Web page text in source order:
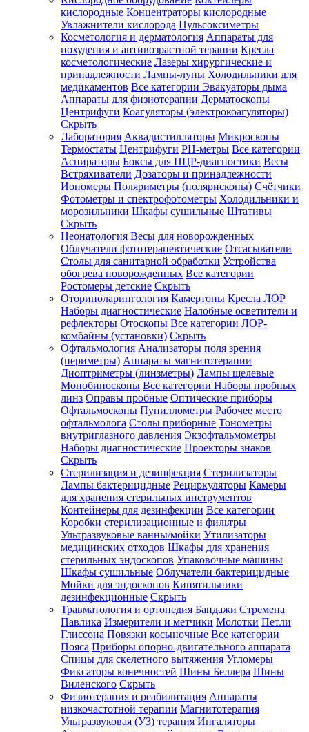
Зарегистрироваться
Зачем
регистрироваться?
Все
покупки
одном
месте
Личный
менеджер
Отслеживание
статуса
заказа
кислородные Концентраторы кислородные
Увлажнители кислорода Пульсоксиметры
Косметология и дерматология Аппараты для
похудения и антивозрастной терапии Кресла
косметологические Лазеры хирургические и
принадлежности Лампы-лупы Холодильники для
медикаментов Все категории Эвакуаторы дыма
Аппараты для физиотерапии Дерматоскопы
Центрифуги Коагуляторы (электрокоагуляторы)
Скрыть
Лаборатория Аквадистилляторы Микроскопы
Термостаты Центрифуги PH-метры Все категории
Аспираторы Боксы для ПЦР-диагностики Весы
Встряхиватели Дозаторы и принадлежности
Иономеры Поляриметры (полярископы) Счётчики
Фотометры и спектрофотометры Холодильники и
морозильники Шкафы сушильные Штативы
Скрыть
Неонатология Весы для новорожденных
Облучатели фототерапевтические Отсасыватели
Столы для санитарной обработки Устройства
обогрева новорожденных Все категории
Ростомеры детские Скрыть
Оториноларингология Камертоны Кресла ЛОР
Наборы диагностические Налобные осветители и
рефлекторы Отоскопы Все категории ЛОР-
комбайны (установки) Скрыть
Офтальмология Анализаторы поля зрения
(периметры) Аппараты магнитотерапии
Диоптриметры (линзметры) Лампы щелевые
Монобиноскопы Все категории Наборы пробных
линз Оправы пробные Оптические приборы
Офтальмоскопы Пупиллометры Рабочее место
офтальмолога Столы приборные Тонометры
внутриглазного давления Экзофтальмометры
Наборы диагностические Проекторы знаков
Скрыть
Стерилизация и дезинфекция Стерилизаторы
Лампы бактерицидные Рециркуляторы Камеры
для хранения стерильных инструментов
Контейнеры для дезинфекции Все категории
Коробки стерилизационные и фильтры
Ультразвуковые ванны/мойки Утилизаторы
медицинских отходов Шкафы для хранения
стерильных эндоскопов Упаковочные машины
Шкафы сушильные Облучатели бактерицидные
Мойки для эндоскопов Кипятильники
дезинфекционные Скрыть
Травматология и ортопедия Бандажи Стремена
Павлика Измерители и метчики Молотки Петли
Глиссона Повязки косыночные Все категории
Пояса Приборы опорно-двигательного аппарата
Спицы для скелетного вытяжения Угломеры
Фиксаторы конечностей Шины Беллера Шины
Виленского Скрыть
Физиотерапия и реабилитация Аппараты
низкочастотной терапии Магнитотерапия
Ультразвуковая (УЗ) терапия Ингаляторы